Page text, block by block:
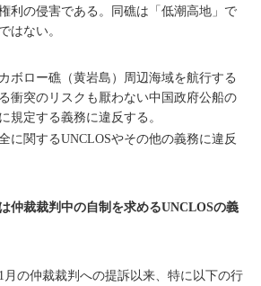
利の侵害である。同礁は「低潮高地」で
はない。
ボロー礁（黄岩島）周辺海域を航行する
衝突のリスクも厭わない中国政府公船の
に規定する義務に違反する。
に関するUNCLOSやその他の義務に違反
仲裁裁判中の自制を求めるUNCLOSの義
1 月の仲裁裁判への提訴以来、特に以下の行